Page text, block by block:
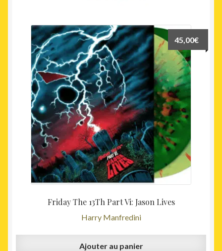
plus
ancien
Friday The 13Th Part Vi: Jason Lives
Harry Manfredini
45,00€
Ajouter au panier